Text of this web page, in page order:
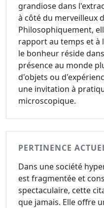
grandiose dans
à côté du merveilleux
Philosophiquement,
rapport au temps et à
le bonheur réside
présence au monde
d'objets ou
une invitation à
microscopique.
PERTINENCE
Dans une société
est fragmentée et
spectaculaire, cette
que jamais. Elle offre